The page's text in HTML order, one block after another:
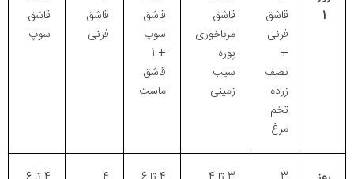
1
قاشق
فرنی
+
نصف
زرده
تخم
مرغ
قاشق
مرباخوری
پوره
سیب
زمینی
قاشق
سوپ
+ 1
قاشق
ماست
قاشق
فرنی
قاشق
سوپ